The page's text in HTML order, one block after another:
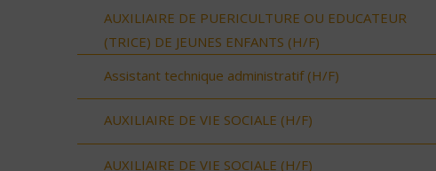
AUXILIAIRE DE PUERICULTURE OU EDUCATEUR
(TRICE) DE JEUNES ENFANTS (H/F)
Assistant technique administratif (H/F)
AUXILIAIRE DE VIE SOCIALE (H/F)
AUXILIAIRE DE VIE SOCIALE (H/F)